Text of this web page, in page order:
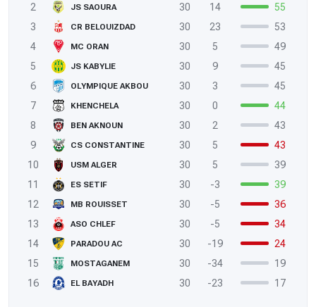
2
JS SAOURA 30 14
55
3
CR BELOUIZDAD 30 23
53
4
MC ORAN 30 5
49
5
JS KABYLIE 30 9
45
6
OLYMPIQUE AKBOU 30 3
45
7
KHENCHELA 30 0
44
8
BEN AKNOUN 30 2
43
9
CS CONSTANTINE 30 5
43
10
USM ALGER 30 5
39
11
ES SETIF 30 -3
39
12
MB ROUISSET 30 -5
36
13
ASO CHLEF 30 -5
34
14
PARADOU AC 30 -19
24
15
MOSTAGANEM 30 -34
19
16
EL BAYADH 30 -23 17